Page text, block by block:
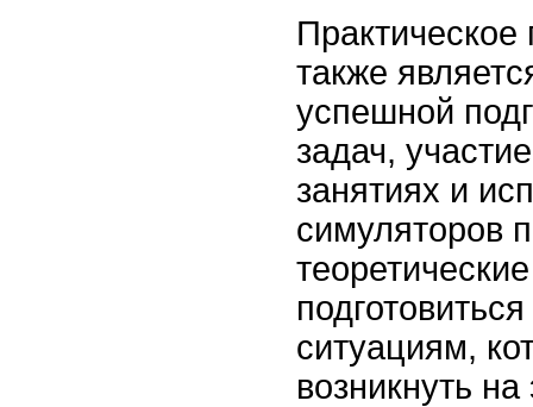
также
успешной
задач,
занятиях и
симуляторов
ситуациям,
возникнуть